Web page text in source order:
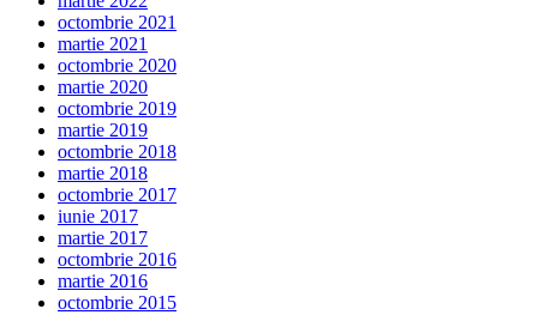
octombrie 2021
martie 2021
octombrie 2020
martie 2020
octombrie 2019
martie 2019
octombrie 2018
martie 2018
octombrie 2017
iunie 2017
martie 2017
octombrie 2016
martie 2016
octombrie 2015